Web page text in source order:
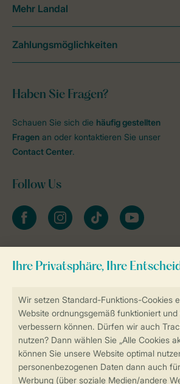
Sicher und schnell zur Online-
Haben Sie Fragen?
Schauen Sie sich die häufig gestellten
Fragen an oder kontaktieren Sie unser
Contact Center.
Follow Us
facebookinstagramtiktok youtube
Zum Newsletter anmelden
Mehr Landal
Zahlungsmöglichkeiten